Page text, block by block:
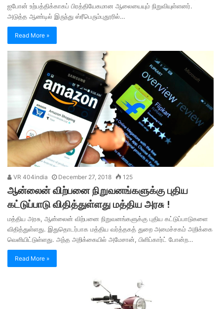
ஐபோன் உற்பத்திக்காகப் பிரத்தியேகமான ஆலையையும் நிறுவியுள்ளனர்.
அடுத்த ஆண்டில் இருந்து ஸ்ரீபெரும்புதூரில்…
Read More »
VR 404india December 27, 2018 125
ஆன்லைன் விற்பனை நிறுவனங்களுக்கு புதிய
கட்டுப்பாடு விதித்துள்ளது மத்திய அரசு !
மத்திய அரசு, ஆன்லைன் விற்பனை நிறுவனங்களுக்கு புதிய கட்டுப்பாடுகளை
விதித்துள்ளது. இதுதொடர்பாக மத்திய வர்த்தகத் துறை அமைச்சகம் அறிக்கை
வெளியிட்டுள்ளது. அந்த அறிக்கையில் அமேசான், பிளிப்கார்ட் போன்ற…
Read More »